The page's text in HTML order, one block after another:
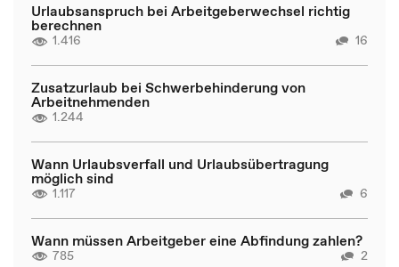
Urlaubsanspruch bei Arbeitgeberwechsel richtig
berechnen
1.416 16
Zusatzurlaub bei Schwerbehinderung von
Arbeitnehmenden
1.244
Wann Urlaubsverfall und Urlaubsübertragung
möglich sind
1.117 6
Wann müssen Arbeitgeber eine Abfindung zahlen?
785 2